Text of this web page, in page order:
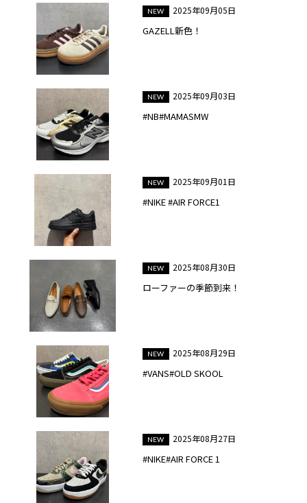
2025年09月05日
GAZELL新色！
2025年09月03日
#NB#MAMASMW
2025年09月01日
#NIKE #AIR FORCE1
2025年08月30日
ローファーの季節到来！
2025年08月29日
#VANS#OLD SKOOL
2025年08月27日
#NIKE#AIR FORCE 1